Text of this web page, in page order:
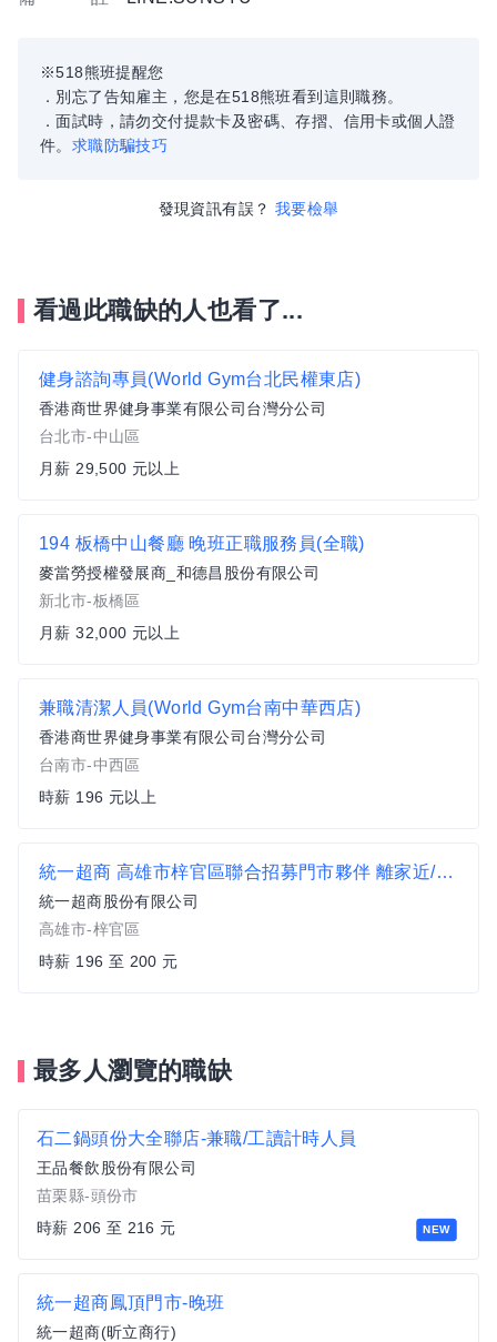
※518熊班提醒您
．別忘了告知雇主，您是在518熊班看到這則職務。
．面試時，請勿交付提款卡及密碼、存摺、信用卡或個人證
件。 求職防騙技巧
發現資訊有誤？ 我要檢舉
看過此職缺的人也看了...
健身諮詢專員(World Gym台北民權東店)
香港商世界健身事業有限公司台灣分公司
台北市-中山區
月薪 29,500 元以上
194 板橋中山餐廳 晚班正職服務員(全職)
麥當勞授權發展商_和德昌股份有限公司
新北市-板橋區
月薪 32,000 元以上
兼職清潔人員(World Gym台南中華西店)
香港商世界健身事業有限公司台灣分公司
台南市-中西區
時薪 196 元以上
統一超商 高雄市梓官區聯合招募門市夥伴 離家近/工時彈性 (歡迎銀髮族、二度就業加入)
統一超商股份有限公司
高雄市-梓官區
時薪 196 至 200 元
最多人瀏覽的職缺
NEW
石二鍋頭份大全聯店-兼職/工讀計時人員
王品餐飲股份有限公司
苗栗縣-頭份市
時薪 206 至 216 元
統一超商鳳頂門市-晚班
統一超商(昕立商行)